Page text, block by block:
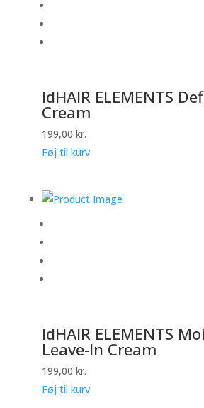
IdHAIR ELEMENTS
Cream
199,00 kr.
Føj til kurv
IdHAIR ELEMENTS
Leave-In Cream
199,00 kr.
Føj til kurv